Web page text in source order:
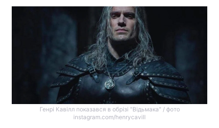
Генрі Кавілл показався в обрізі "Відьмака" / фото
instagram.com/henrycavill